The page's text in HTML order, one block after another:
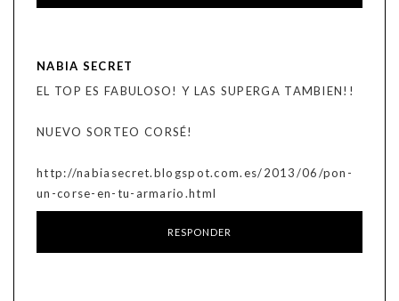
NABIA SECRET
EL TOP ES FABULOSO! Y LAS SUPERGA TAMBIEN!!
NUEVO SORTEO CORSÉ!
http://nabiasecret.blogspot.com.es/2013/06/pon-
un-corse-en-tu-armario.html
RESPONDER